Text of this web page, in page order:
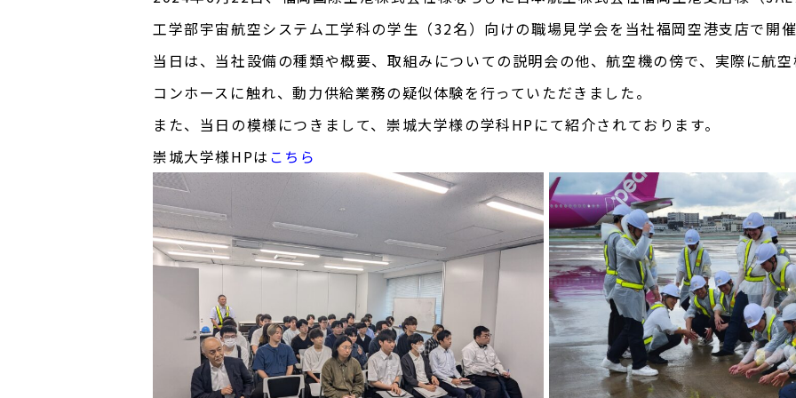
工学部宇宙航空システム工学科の学生（32名）向けの職場見学会を当社福岡空港支店で開
当日は、当社設備の種類や概要、取組みについての説明会の他、航空機の傍で、実際に航
コンホースに触れ、動力供給業務の疑似体験を行っていただきました。
また、当日の模様につきまして、崇城大学様の学科HPにて紹介されております。
崇城大学様HPは こちら